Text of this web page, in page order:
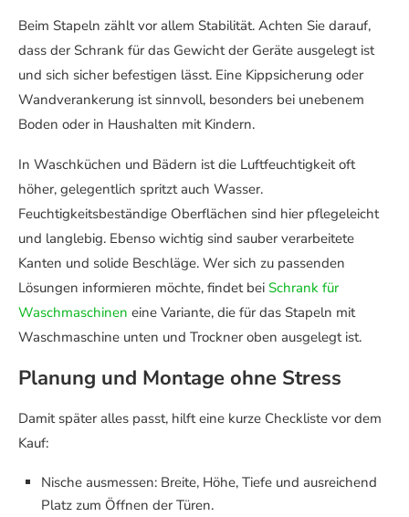
Beim Stapeln zählt vor allem Stabilität. Achten Sie darauf,
dass der Schrank für das Gewicht der Geräte ausgelegt ist
und sich sicher befestigen lässt. Eine Kippsicherung oder
Wandverankerung ist sinnvoll, besonders bei unebenem
Boden oder in Haushalten mit Kindern.
In Waschküchen und Bädern ist die Luftfeuchtigkeit oft
höher, gelegentlich spritzt auch Wasser.
Feuchtigkeitsbeständige Oberflächen sind hier pflegeleicht
und langlebig. Ebenso wichtig sind sauber verarbeitete
Kanten und solide Beschläge. Wer sich zu passenden
Lösungen informieren möchte, findet bei Schrank für
Waschmaschinen eine Variante, die für das Stapeln mit
Waschmaschine unten und Trockner oben ausgelegt ist.
Planung und Montage ohne Stress
Damit später alles passt, hilft eine kurze Checkliste vor dem
Kauf:
Nische ausmessen: Breite, Höhe, Tiefe und ausreichend
Platz zum Öffnen der Türen.